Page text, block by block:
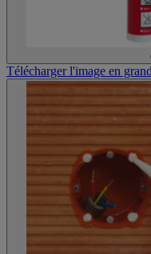
Télécharger l'image en